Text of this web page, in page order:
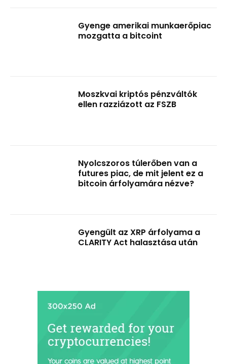
Gyenge amerikai munkaerőpiac
mozgatta a bitcoint
Moszkvai kriptós pénzváltók
ellen razziázott az FSZB
Nyolcszoros túlerőben van a
futures piac, de mit jelent ez a
bitcoin árfolyamára nézve?
Gyengült az XRP árfolyama a
CLARITY Act halasztása után